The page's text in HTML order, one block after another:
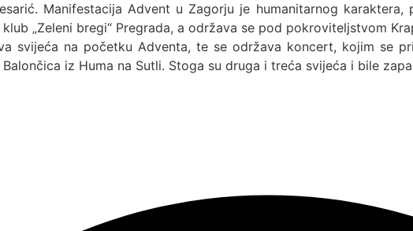
Manifestacija Advent u Zagorju je humanitarnog
„Zeleni bregi“ Pregrada, a održava se pod pokroviteljstvom
svijeća na početku Adventa, te se održava koncert, kojim se
iz Huma na Sutli. Stoga su druga i treća svijeća i bile